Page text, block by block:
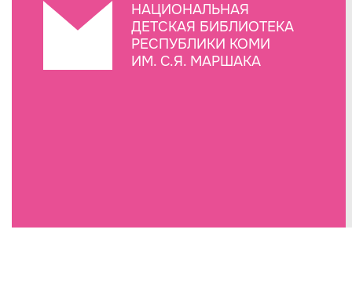
НАЦИОНАЛЬНАЯ
ДЕТСКАЯ БИБЛИОТЕКА
РЕСПУБЛИКИ КОМИ
ИМ. С.Я. МАРШАКА